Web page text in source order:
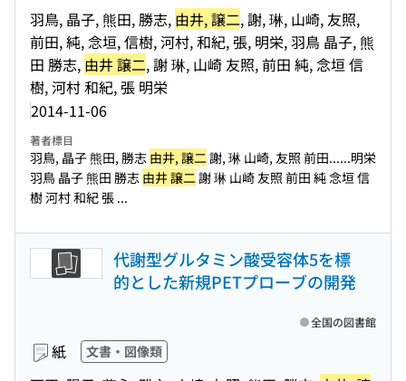
羽鳥, 晶子, 熊田, 勝志, 由井, 譲二, 謝, 琳, 山崎, 友照,
前田, 純, 念垣, 信樹, 河村, 和紀, 張, 明栄, 羽鳥 晶子, 熊
田 勝志, 由井 譲二, 謝 琳, 山崎 友照, 前田 純, 念垣 信
樹, 河村 和紀, 張 明栄
2014-11-06
著者標目
羽鳥, 晶子 熊田, 勝志 由井, 譲二謝, 琳 山崎, 友照 前田......明栄
羽鳥 晶子 熊田 勝志 由井 譲二謝 琳 山崎 友照 前田 純 念垣 信
樹 河村 和紀 張 ...
代謝型グルタミン酸受容体5を標
的とした新規PETプローブの開発
紙 文書・図像類
全国の図書館